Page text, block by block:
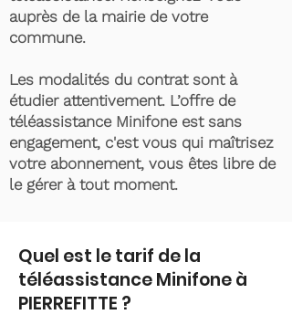
auprès de la mairie de votre
commune.
Les modalités du contrat sont à
étudier attentivement. L’offre de
téléassistance Minifone est sans
engagement, c'est vous qui maîtrisez
votre abonnement, vous êtes libre de
le gérer à tout moment.
Quel est le tarif de la
téléassistance Minifone à
PIERREFITTE ?